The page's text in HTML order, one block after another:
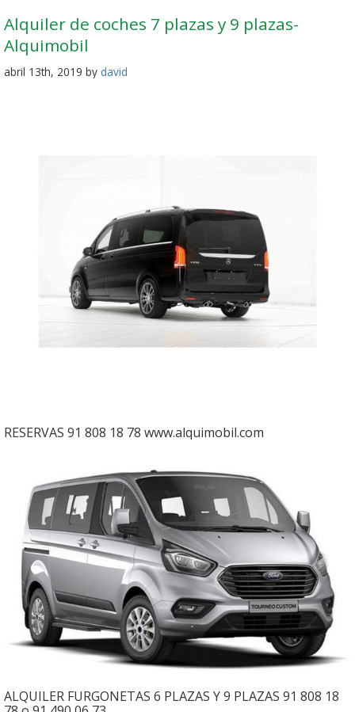
Alquiler de coches 7 plazas y 9 plazas-
Alquimobil
abril 13th, 2019 by david
RESERVAS 91 808 18 78 www.alquimobil.com
ALQUILER FURGONETAS 6 PLAZAS Y 9 PLAZAS 91 808 18